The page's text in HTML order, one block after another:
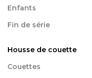
Enfants
Fin de série
Housse de couette
Couettes